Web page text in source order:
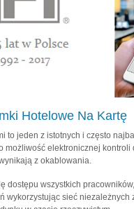
Hotelowe Na Kartę
jeden z istotnych i często
elektronicznej kontroli
z okablowania.
dostępu wszystkich
sieć niezależnych